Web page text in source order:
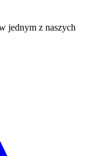
jednym z naszych